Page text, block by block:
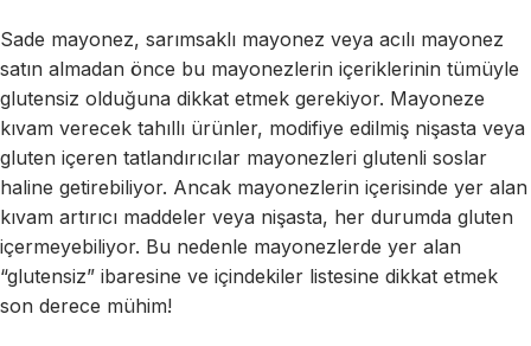
Sade mayonez, sarımsaklı mayonez veya acılı mayonez
satın almadan önce bu mayonezlerin içeriklerinin tümüyle
glutensiz olduğuna dikkat etmek gerekiyor. Mayoneze
kıvam verecek tahıllı ürünler, modifiye edilmiş nişasta veya
gluten içeren tatlandırıcılar mayonezleri glutenli soslar
haline getirebiliyor. Ancak mayonezlerin içerisinde yer alan
kıvam artırıcı maddeler veya nişasta, her durumda gluten
içermeyebiliyor. Bu nedenle mayonezlerde yer alan
“glutensiz” ibaresine ve içindekiler listesine dikkat etmek
son derece mühim!